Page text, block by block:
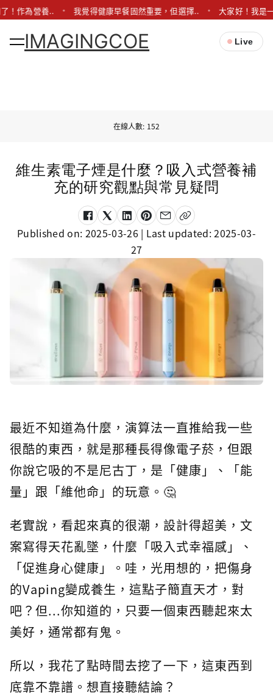
！作為營養.. 我覺得健康早餐固然重要，但選擇.. 大家好！我是
IMAGINGCOE Live
在線人數: 152
維生素電子煙是什麼？吸入式營養補
充的研究觀點與常見疑問
Published on: 2025-03-26| Last updated:2025-03-
27
最近不知道為什麼，演算法一直推給我一些
很酷的東西，就是那種長得像電子菸，但跟
你說它吸的不是尼古丁，是「健康」、「能
量」跟「維他命」的玩意。🤔
老實說，看起來真的很潮，設計得超美，文
案寫得天花亂墜，什麼「吸入式幸福感」、
「促進身心健康」。哇，光用想的，把傷身
的Vaping變成養生，這點子簡直天才，對
吧？但...你知道的，只要一個東西聽起來太
美好，通常都有鬼。
所以，我花了點時間去挖了一下，這東西到
底靠不靠譜。想直接聽結論？